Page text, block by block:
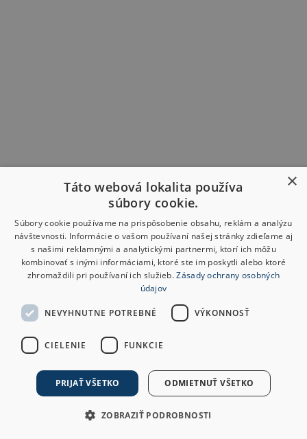
×
Táto webová lokalita používa
súbory cookie.
Súbory cookie používame na prispôsobenie obsahu, reklám a analýzu
návštevnosti. Informácie o vašom používaní našej stránky zdieľame aj
s našimi reklamnými a analytickými partnermi, ktorí ich môžu
kombinovať s inými informáciami, ktoré ste im poskytli alebo ktoré
zhromaždili pri používaní ich služieb.Zásady ochrany osobných
údajov
NEVYHNUTNE POTREBNÉ VÝKONNOSŤ
CIELENIE FUNKCIE
PRIJAŤ VŠETKO ODMIETNUŤ VŠETKO
ZOBRAZIŤ PODROBNOSTI